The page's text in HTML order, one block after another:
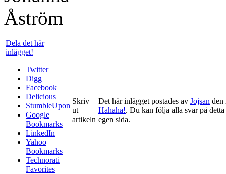
Dela det här
inlägget!
Twitter
Digg
Facebook
Delicious
StumbleUpon
Google
Bookmarks
LinkedIn
Yahoo
Bookmarks
Technorati
Favorites
Skriv
ut
artikeln
Det här inlägget postades av Jojsan den
Hahaha!. Du kan följa alla svar på
egen sida.